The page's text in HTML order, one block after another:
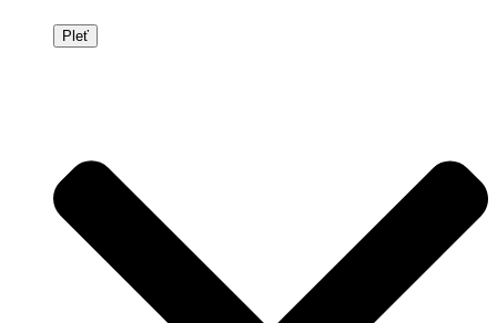
Pleť